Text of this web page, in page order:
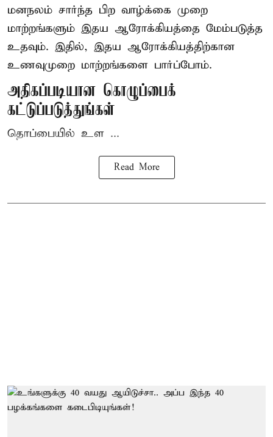
மனநலம் சார்ந்த பிற வாழ்க்கை முறை
மாற்றங்களும் இதய ஆரோக்கியத்தை மேம்படுத்த
உதவும். இதில், இதய ஆரோக்கியத்திற்கான
உணவுமுறை மாற்றங்களை பார்ப்போம்.
அதிகப்படியான கொழுப்பைக்
கட்டுப்படுத்துங்கள்
தொப்பையில் உள ...
Read More